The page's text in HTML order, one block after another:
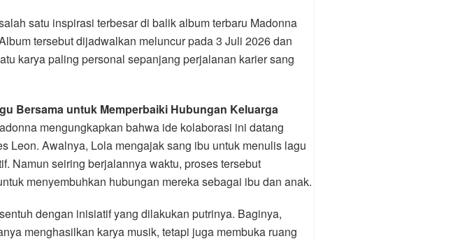
satu inspirasi terbesar di balik album terbaru Madonna
tersebut dijadwalkan meluncur pada 3 Juli 2026 dan
karya paling personal sepanjang perjalanan karier sang
Bersama untuk Memperbaiki Hubungan Keluarga
mengungkapkan bahwa ide kolaborasi ini datang
Leon. Awalnya, Lola mengajak sang ibu untuk menulis lagu
Namun seiring berjalannya waktu, proses tersebut
menyembuhkan hubungan mereka sebagai ibu dan anak.
dengan inisiatif yang dilakukan putrinya. Baginya,
menghasilkan karya musik, tetapi juga membuka ruang